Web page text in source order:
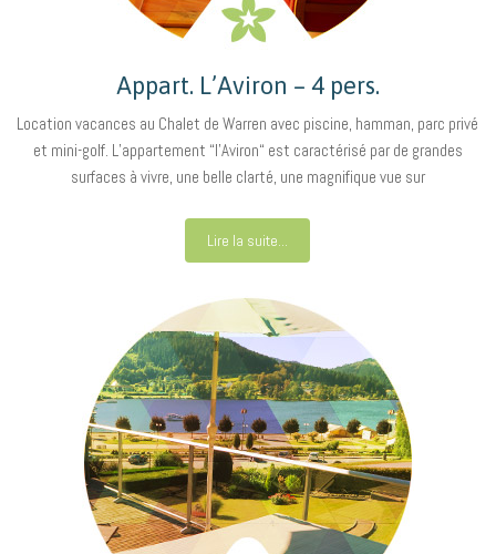
Appart. L’Aviron – 4 pers.
Location vacances au Chalet de Warren avec piscine, hamman, parc privé
et mini-golf. L’appartement “l’Aviron“ est caractérisé par de grandes
surfaces à vivre, une belle clarté, une magnifique vue sur
Lire la suite...